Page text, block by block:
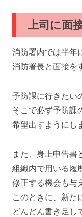
上司に面
消防署内では半年
消防署長と面接を
予防課に行きたい
そこで必ず予防課
希望出すようにし
また、身上申告書
組織内で用いる履
修正する機会も与
このときに、新た
どんどん書き足し